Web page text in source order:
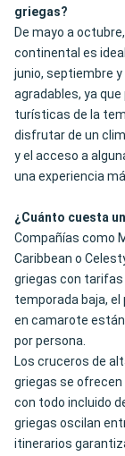
griegas?
De mayo a
continental es
junio, septiembre
agradables, ya
turísticas de la
disfrutar de un
y el acceso a
una experiencia
¿Cuánto cuesta
Compañías como
Caribbean o
griegas con tarifas
temporada baja,
en camarote
por persona.
Los cruceros de
griegas se ofrecen
con todo incluido
griegas oscilan
itinerarios